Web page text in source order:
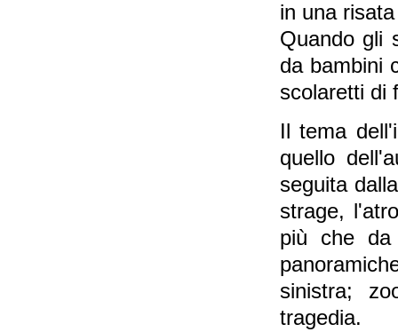
in una
Quando gli
da bambini
scolaretti di
Il tema
quello
seguita
strage,
più che da
sinistra;
tragedia.